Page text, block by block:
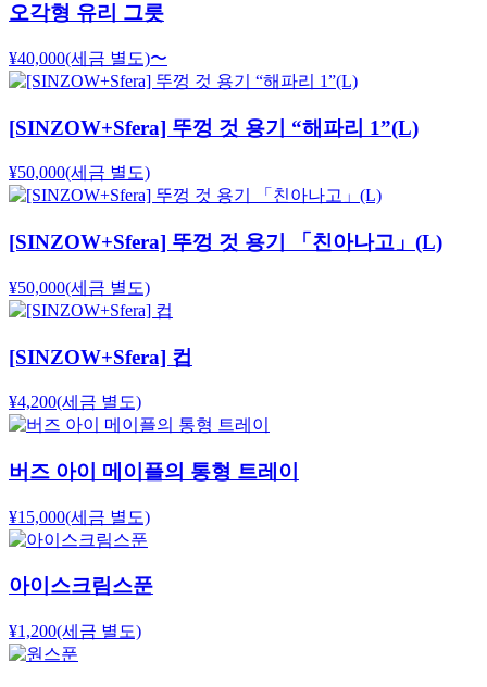
오각형 유리 그릇
¥40,000(세금 별도)〜
[SINZOW+Sfera] 뚜껑 것 용기 “해파리 1”(L)
¥50,000(세금 별도)
[SINZOW+Sfera] 뚜껑 것 용기 「친아나고」(L)
¥50,000(세금 별도)
[SINZOW+Sfera] 컵
¥4,200(세금 별도)
버즈 아이 메이플의 통형 트레이
¥15,000(세금 별도)
아이스크림스푼
¥1,200(세금 별도)